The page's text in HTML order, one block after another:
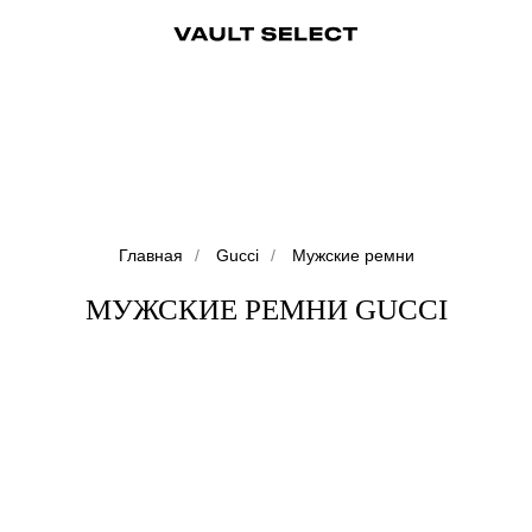
Главная / Gucci / Мужские ремни
МУЖСКИЕ РЕМНИ GUCCI